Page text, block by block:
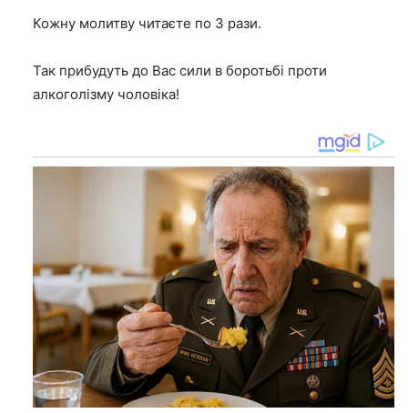
Кожну молитву читаєте по 3 рази.
Так прибудуть до Вас сили в боротьбі проти
алкоголізму чоловіка!